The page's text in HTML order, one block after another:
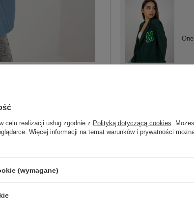
celu realizacji usług zgodnie z Polityką dotyczącą cookies .
Więcej informacji na temat warunków i prywatności
(wymagane)